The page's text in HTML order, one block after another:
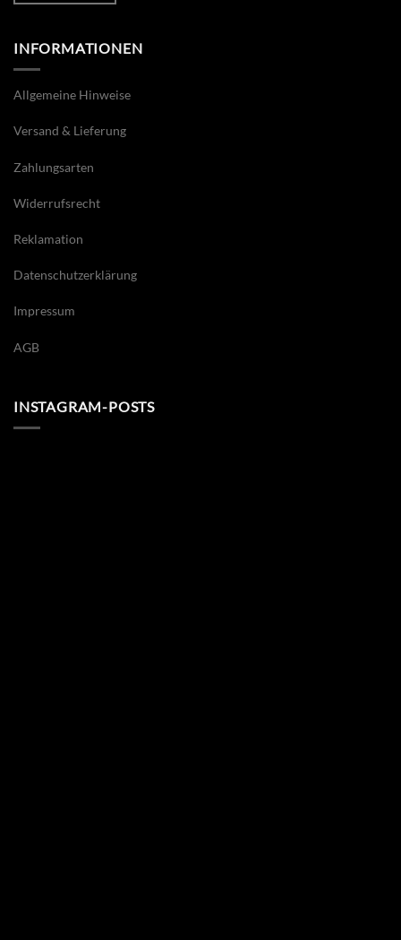
INFORMATIONEN
Allgemeine Hinweise
Versand & Lieferung
Zahlungsarten
Widerrufsrecht
Reklamation
Datenschutzerklärung
Impressum
AGB
INSTAGRAM-POSTS